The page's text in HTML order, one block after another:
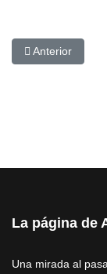
Artículo
Anterior
La página de
Una mirada al